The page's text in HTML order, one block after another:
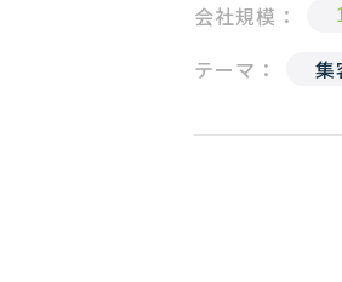
会社規模：
テーマ： 集